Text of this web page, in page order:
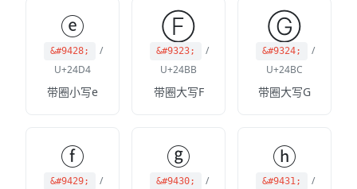
ⓔ
&#9428;
/
U+24D4
带圈小写e
Ⓕ
&#9323;
/
U+24BB
带圈大写F
Ⓖ
&#9324;
/
U+24BC
带圈大写G
ⓕ
&#9429;
/
ⓖ
&#9430;
/
ⓗ
&#9431;
/